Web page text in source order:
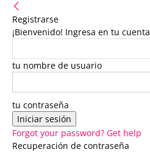
Registrarse
¡Bienvenido! Ingresa en tu cuenta
tu nombre de usuario
tu contraseña
Forgot your password? Get help
Recuperación de contraseña